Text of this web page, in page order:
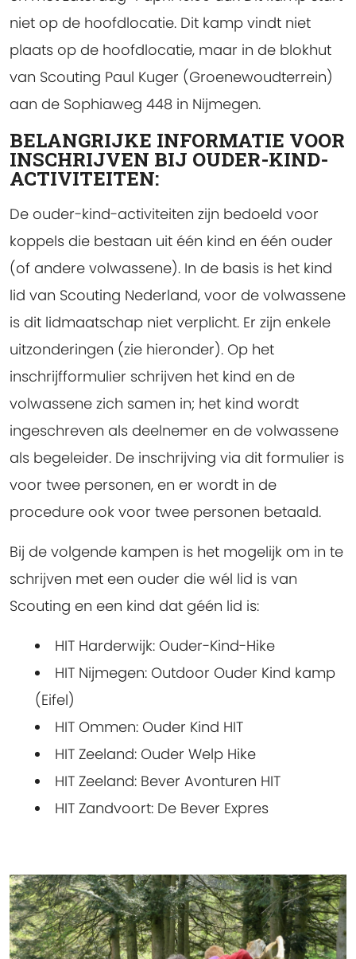
niet op de hoofdlocatie. Dit kamp vindt niet
plaats op de hoofdlocatie, maar in de blokhut
van Scouting Paul Kuger (Groenewoudterrein)
aan de Sophiaweg 448 in Nijmegen.
BELANGRIJKE INFORMATIE VOOR
INSCHRIJVEN BIJ OUDER-KIND-
ACTIVITEITEN:
De ouder-kind-activiteiten zijn bedoeld voor
koppels die bestaan uit één kind en één ouder
(of andere volwassene). In de basis is het kind
lid van Scouting Nederland, voor de volwassene
is dit lidmaatschap niet verplicht. Er zijn enkele
uitzonderingen (zie hieronder). Op het
inschrijfformulier schrijven het kind en de
volwassene zich samen in; het kind wordt
ingeschreven als deelnemer en de volwassene
als begeleider. De inschrijving via dit formulier is
voor twee personen, en er wordt in de
procedure ook voor twee personen betaald.
Bij de volgende kampen is het mogelijk om in te
schrijven met een ouder die wél lid is van
Scouting en een kind dat géén lid is:
HIT Harderwijk: Ouder-Kind-Hike
HIT Nijmegen: Outdoor Ouder Kind kamp
(Eifel)
HIT Ommen: Ouder Kind HIT
HIT Zeeland: Ouder Welp Hike
HIT Zeeland: Bever Avonturen HIT
HIT Zandvoort: De Bever Expres